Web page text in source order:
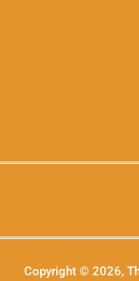
Copyright © 2026,